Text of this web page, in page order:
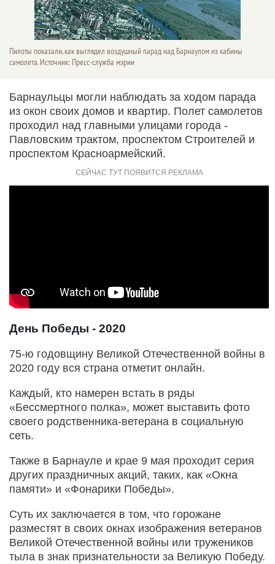
Пилоты показали, как выглядел воздушный парад над Барнаулом из кабины
самолета. Источник: Пресс-служба мэрии
Барнаульцы могли наблюдать за ходом парада
из окон своих домов и квартир. Полет самолетов
проходил над главными улицами города -
Павловским трактом, проспектом Строителей и
проспектом Красноармейский.
День Победы - 2020
75-ю годовщину Великой Отечественной войны в
2020 году вся страна отметит онлайн.
Каждый, кто намерен встать в ряды
«Бессмертного полка», может выставить фото
своего родственника-ветерана в социальную
сеть.
Также в Барнауле и крае 9 мая проходит серия
других праздничных акций, таких, как «Окна
памяти» и «Фонарики Победы».
Суть их заключается в том, что горожане
разместят в своих окнах изображения ветеранов
Великой Отечественной войны или тружеников
тыла в знак признательности за Великую Победу.